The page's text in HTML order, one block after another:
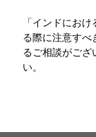
「インドにお
る際に注意すべ
るご相談がござ
い。